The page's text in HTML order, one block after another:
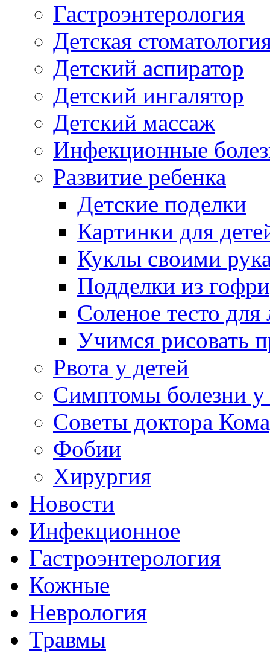
Гастроэнтерология
Детская
Детский аспиратор
Детский ингалятор
Детский массаж
Инфекционные
Развитие ребенка
Детские поделки
Картинки для
Куклы своими
Подделки из
Соленое тесто для
Учимся рисовать
Рвота у детей
Симптомы болезни у
Советы доктора
Фобии
Хирургия
Новости
Инфекционное
Гастроэнтерология
Кожные
Неврология
Травмы